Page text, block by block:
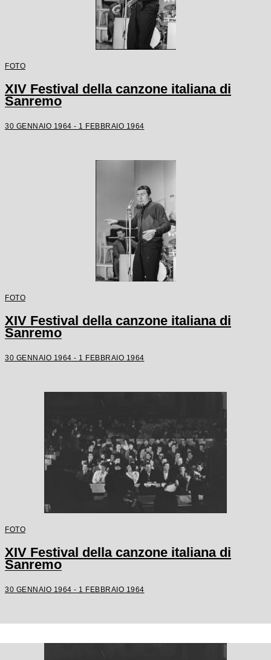
FOTO
XIV Festival della canzone italiana di
Sanremo
30 GENNAIO 1964 - 1 FEBBRAIO 1964
FOTO
XIV Festival della canzone italiana di
Sanremo
30 GENNAIO 1964 - 1 FEBBRAIO 1964
FOTO
XIV Festival della canzone italiana di
Sanremo
30 GENNAIO 1964 - 1 FEBBRAIO 1964